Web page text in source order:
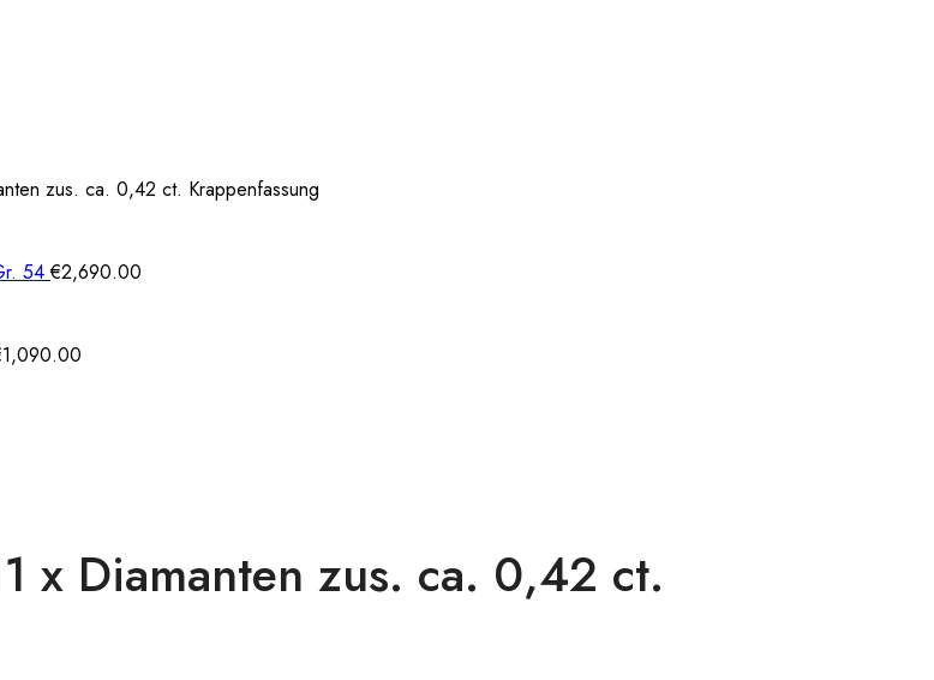
zus. ca. 0,42 ct. Krappenfassung
54€2,690.00
1,090.00
x Diamanten zus. ca. 0,42 ct.